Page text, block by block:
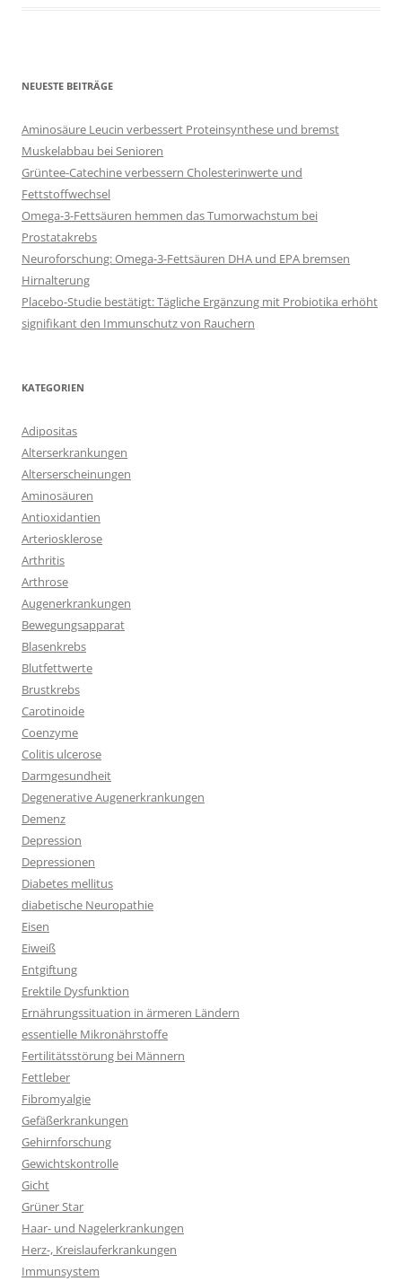
NEUESTE BEITRÄGE
Aminosäure Leucin verbessert Proteinsynthese und bremst
Muskelabbau bei Senioren
Grüntee-Catechine verbessern Cholesterinwerte und
Fettstoffwechsel
Omega-3-Fettsäuren hemmen das Tumorwachstum bei
Prostatakrebs
Neuroforschung: Omega-3-Fettsäuren DHA und EPA bremsen
Hirnalterung
Placebo-Studie bestätigt: Tägliche Ergänzung mit Probiotika erhöht
signifikant den Immunschutz von Rauchern
KATEGORIEN
Adipositas
Alterserkrankungen
Alterserscheinungen
Aminosäuren
Antioxidantien
Arteriosklerose
Arthritis
Arthrose
Augenerkrankungen
Bewegungsapparat
Blasenkrebs
Blutfettwerte
Brustkrebs
Carotinoide
Coenzyme
Colitis ulcerose
Darmgesundheit
Degenerative Augenerkrankungen
Demenz
Depression
Depressionen
Diabetes mellitus
diabetische Neuropathie
Eisen
Eiweiß
Entgiftung
Erektile Dysfunktion
Ernährungssituation in ärmeren Ländern
essentielle Mikronährstoffe
Fertilitätsstörung bei Männern
Fettleber
Fibromyalgie
Gefäßerkrankungen
Gehirnforschung
Gewichtskontrolle
Gicht
Grüner Star
Haar- und Nagelerkrankungen
Herz-, Kreislauferkrankungen
Immunsystem